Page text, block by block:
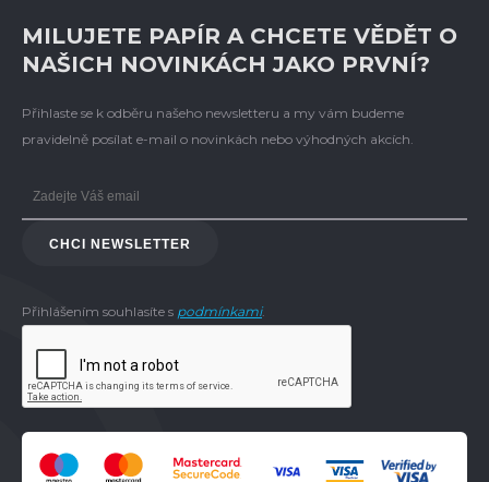
MILUJETE PAPÍR A CHCETE VĚDĚT O
NAŠICH NOVINKÁCH JAKO PRVNÍ?
Přihlaste se k odběru našeho newsletteru a my vám budeme
pravidelně posílat e-mail o novinkách nebo výhodných akcích.
CHCI NEWSLETTER
Přihlášením souhlasíte s podmínkami.